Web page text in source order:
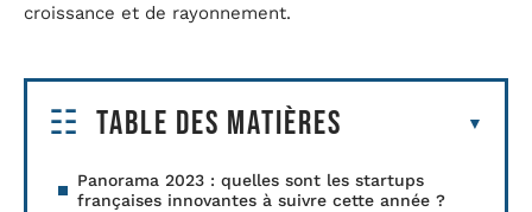
croissance et de rayonnement.
Table des matières
Panorama 2023 : quelles sont les startups
françaises innovantes à suivre cette année ?